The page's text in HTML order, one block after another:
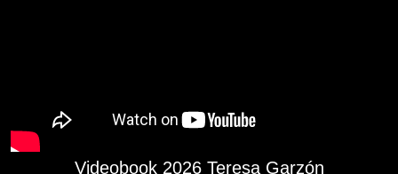
Videobook 2026 Teresa Garzón